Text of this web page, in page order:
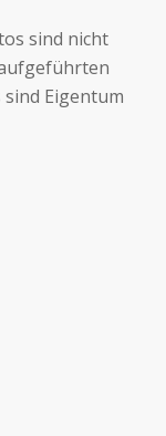
sind nicht
Eigentum